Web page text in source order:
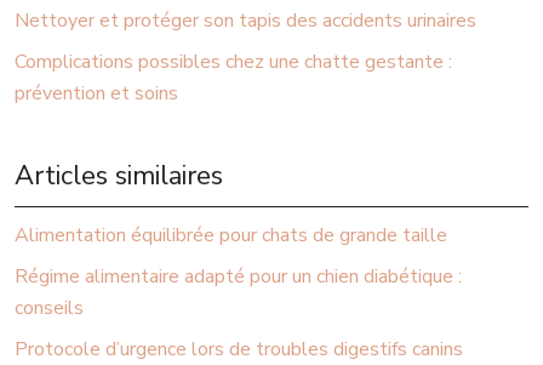
Nettoyer et protéger son tapis des accidents urinaires
Complications possibles chez une chatte gestante :
prévention et soins
Articles similaires
Alimentation équilibrée pour chats de grande taille
Régime alimentaire adapté pour un chien diabétique :
conseils
Protocole d’urgence lors de troubles digestifs canins